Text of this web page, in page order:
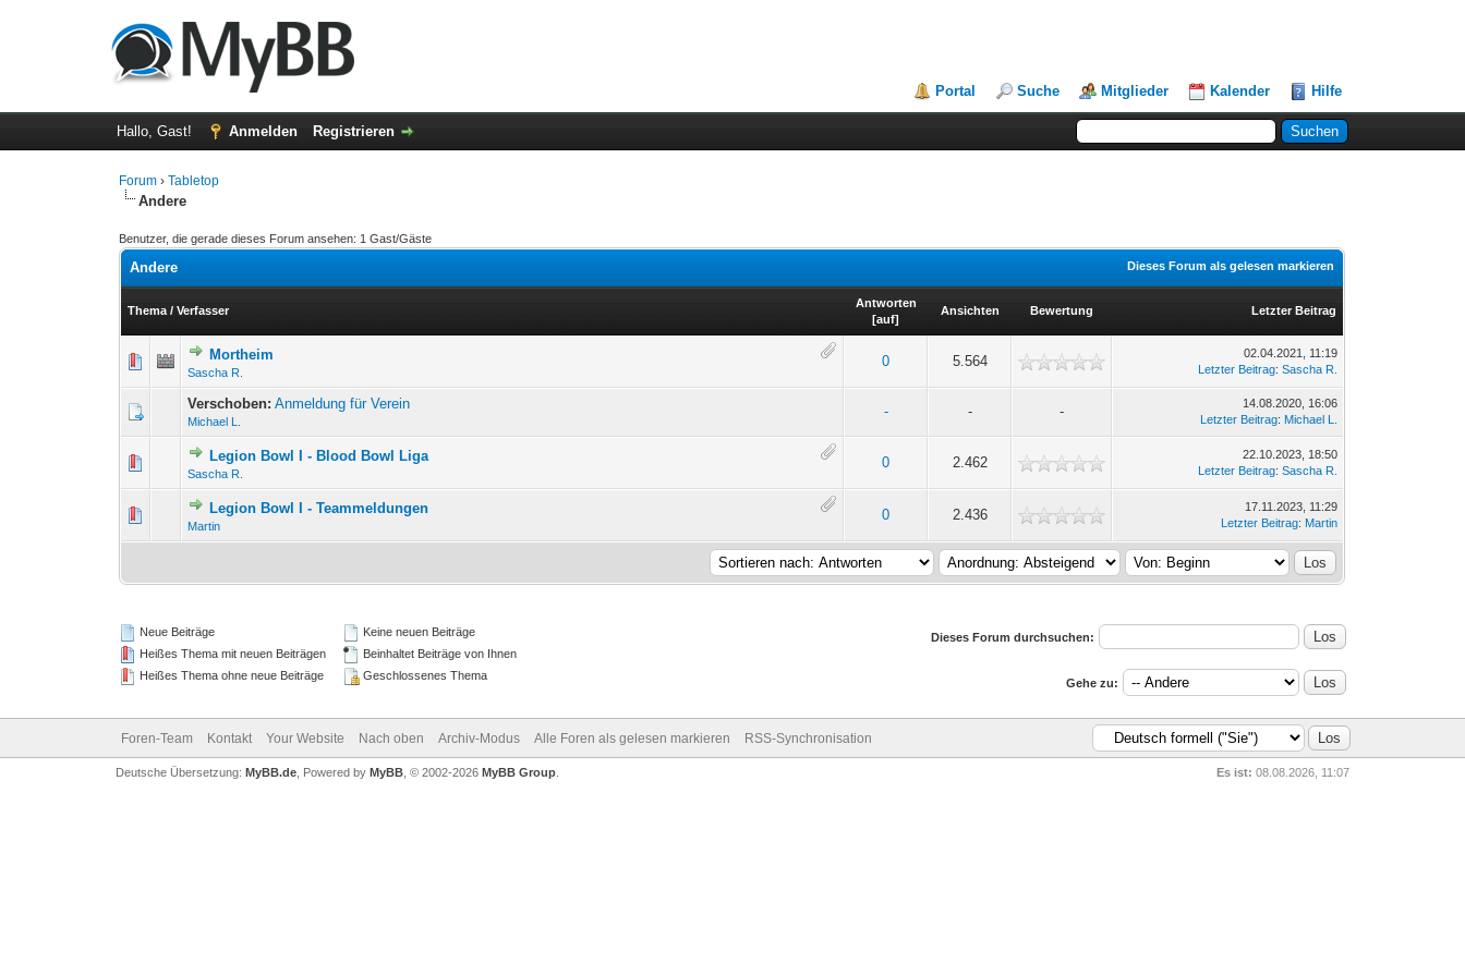
Portal Suche Mitglieder Kalender Hilfe
Hallo, Gast! Anmelden Registrieren
Forum ›Tabletop
Andere
Benutzer, die gerade dieses Forum ansehen: 1 Gast/Gäste
Dieses Forum als gelesen markieren
Andere
Thema /Verfasser
Antworten
[auf]
Ansichten Bewertung Letzter Beitrag
Mortheim
Sascha R.
0 5.564
02.04.2021, 11:19
Letzter Beitrag:Sascha R.
Verschoben: Anmeldung für Verein
Michael L.
- - -
14.08.2020, 16:06
Letzter Beitrag: Michael L.
Legion Bowl I - Blood Bowl Liga
Sascha R.
0 2.462
0 Bewertung(en) - 0 von 5 durchschnittlich
22.10.2023, 18:50
Letzter Beitrag:Sascha R.
Legion Bowl I - Teammeldungen
Martin
0 2.436
0 Bewertung(en) - 0 von 5 durchschnittlich
17.11.2023, 11:29
Letzter Beitrag: Martin
Neue Beiträge
Heißes Thema mit neuen Beiträgen
Heißes Thema ohne neue Beiträge
Keine neuen Beiträge
Beinhaltet Beiträge von Ihnen
Geschlossenes Thema
Dieses Forum durchsuchen:
Gehe zu:
Foren-Team Kontakt Your Website Nach oben Archiv-Modus Alle Foren als gelesen markieren RSS-Synchronisation
Es ist: 08.08.2026, 11:07
Deutsche Übersetzung: MyBB.de, Powered by MyBB, © 2002-2026 MyBB Group.